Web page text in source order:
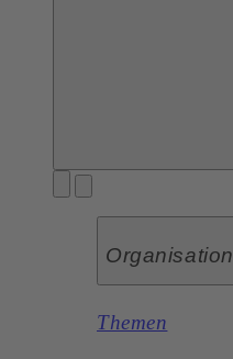
Organisation
Themen